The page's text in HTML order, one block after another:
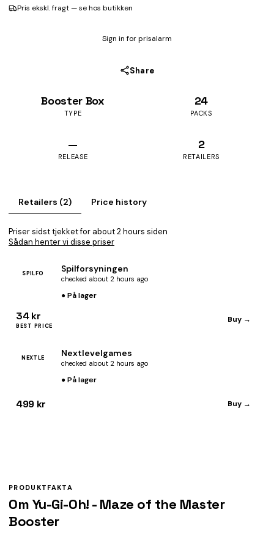
Pris ekskl. fragt — se hos butikken
Sign in for prisalarm
Share
Booster Box
TYPE
24
PACKS
—
RELEASE
2
RETAILERS
Retailers (2) Price history
Priser sidst tjekket for about 2 hours siden
Sådan henter vi disse priser
SPILFO Spilforsyningen
checked about 2 hours ago
● På lager
34 kr
BEST PRICE
Buy →
NEXTLE Nextlevelgames
checked about 2 hours ago
● På lager
499 kr Buy →
PRODUKTFAKTA
Om Yu-Gi-Oh! - Maze of the Master
Booster